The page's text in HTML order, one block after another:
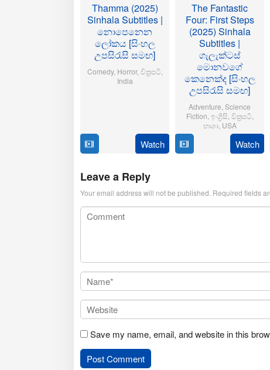
Thamma (2025)
Sinhala Subtitles |
නොපෙනෙන
ලෝකය [සිංහල
උපසිරැසි සමඟ]
Comedy, Horror, චිත්‍රපටි
India
Watch
The Fantastic
Four: First Steps
(2025) Sinhala
Subtitles |
ගැලැක්ටස්
මොනවගේ
කෙනෙක්ද [සිංහල
උපසිරැසි සමඟ]
Adventure Science
Fiction ඉංග්‍රිසි චිත්‍රපටි
භාශා, USA
Jul
Matt
Shakman
Watch
Leave a Reply
Your email address will not be published. Required fields
Save my name, email, and website in this